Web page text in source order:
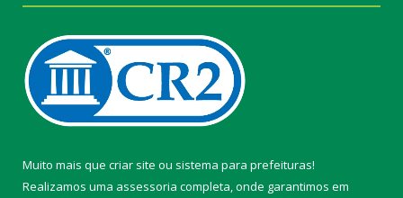
Muito mais que criar site ou sistema para prefeituras!
Realizamos uma assessoria completa, onde garantimos em